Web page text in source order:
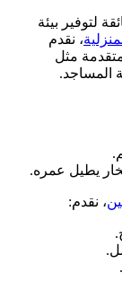
لتوفير بيئة
، نقدم
مثل
المساجد.
يطيل عمره.
، نقدم: